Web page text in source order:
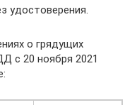
удостоверения.
о грядущих
с 20 ноября 2021